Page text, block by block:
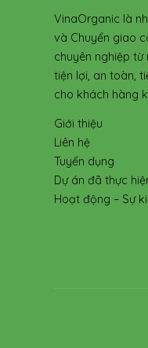
VinaOrganic là
và Chuyển giao
chuyên nghiệp từ
tiện lợi, an toàn,
cho khách hàng
Giới thiệu
Liên hệ
Tuyển dụng
Dự án đã thực
Hoạt động – Sự